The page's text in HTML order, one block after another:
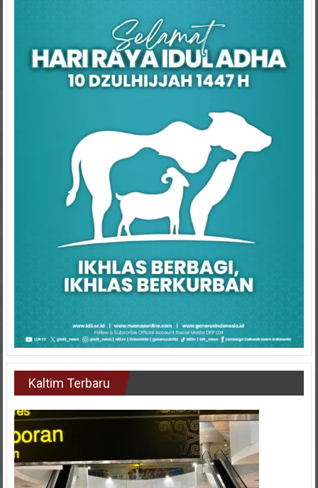
Kaltim Terbaru